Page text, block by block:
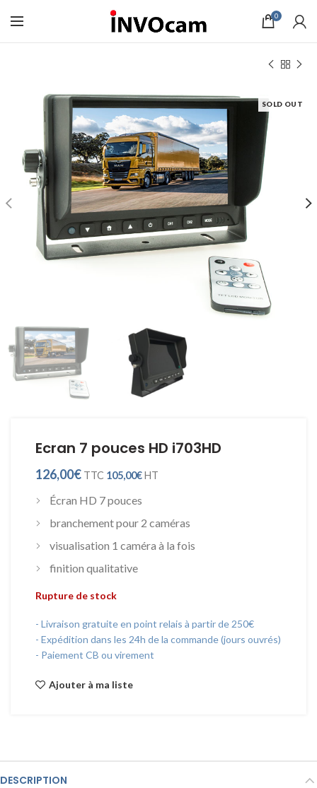
0
SOLD OUT
Ecran 7 pouces HD i703HD
126,00€ TTC 105,00€HT
Écran HD 7 pouces
branchement pour 2 caméras
visualisation 1 caméra à la fois
finition qualitative
Rupture de stock
- Livraison gratuite en point relais à partir de 250€
- Expédition dans les 24h de la commande (jours ouvrés)
- Paiement CB ou virement
Ajouter à ma liste
DESCRIPTION